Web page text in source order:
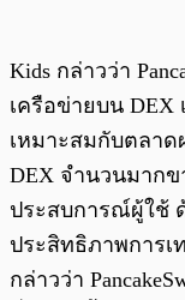
Kids กล่าวว่า
เครือข่ายบน DEX
เหมาะสมกับตลาด
DEX จำนวนมาก
ประสบการณ์ผู้ใช้
ประสิทธิภาพการเ
กล่าวว่า